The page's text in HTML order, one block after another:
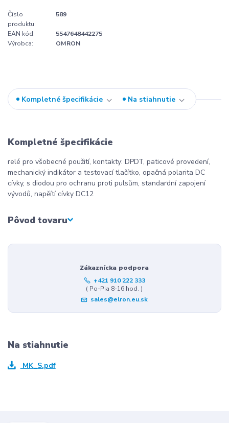
Číslo
produktu:
589
EAN kód:
5547648442275
Výrobca:
OMRON
Kompletné špecifikácie Na stiahnutie
Kompletné špecifikácie
relé pro všobecné použití, kontakty: DPDT, paticové provedení,
mechanický indikátor a testovací tlačítko, opačná polarita DC
cívky, s diodou pro ochranu proti pulsům, standardní zapojení
vývodů, napěítí cívky DC12
Pôvod tovaru
Zákaznícka podpora
+421 910 222 333
( Po-Pia 8-16 hod. )
sales@elron.eu.sk
Na stiahnutie
MK_S.pdf